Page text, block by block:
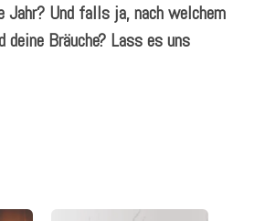
Jahr? Und falls ja, nach welchem
deine Bräuche? Lass es uns